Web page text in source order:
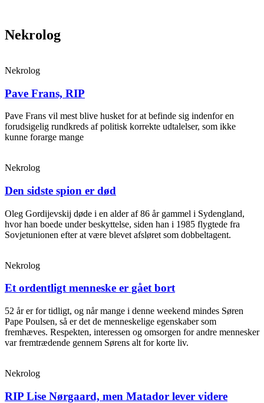
indhold
Nekrolog
Nekrolog
Pave Frans, RIP
Pave Frans vil mest blive husket for at befinde sig indenfor en
forudsigelig rundkreds af politisk korrekte udtalelser, som ikke
kunne forarge mange
Nekrolog
Den sidste spion er død
Oleg Gordijevskij døde i en alder af 86 år gammel i Sydengland,
hvor han boede under beskyttelse, siden han i 1985 flygtede fra
Sovjetunionen efter at være blevet afsløret som dobbeltagent.
Nekrolog
Et ordentligt menneske er gået bort
52 år er for tidligt, og når mange i denne weekend mindes Søren
Pape Poulsen, så er det de menneskelige egenskaber som
fremhæves. Respekten, interessen og omsorgen for andre mennesker
var fremtrædende gennem Sørens alt for korte liv.
Nekrolog
RIP Lise Nørgaard, men Matador lever videre